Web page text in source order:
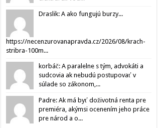
Draslik: A ako fungujú burzy...
https://necenzurovanapravda.cz/2026/08/krach-
stribra-100m...
korbáč: A paralelne s tým, advokáti a
sudcovia ak nebudú postupovať v
súlade so zákonom,...
Padre: Ak má byť doživotná renta pre
premiéra, akýmsi ocenením jeho práce
pre národ a o...